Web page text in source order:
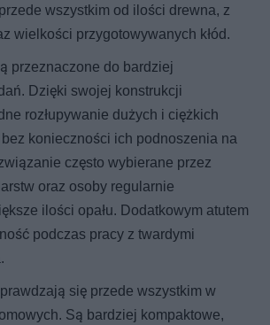
wszystkim od ilości drewna, z
wielkości przygotowywanych kłód.
przeznaczone do bardziej
Dzięki swojej konstrukcji
rozłupywanie dużych i ciężkich
konieczności ich podnoszenia na
często wybierane przez
oraz osoby regularnie
ilości opału. Dodatkowym atutem
podczas pracy z twardymi
się przede wszystkim w
Są bardziej kompaktowe,